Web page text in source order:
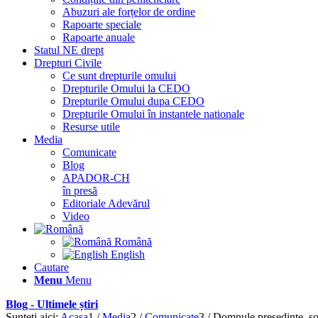
Abuzuri ale forțelor de ordine
Rapoarte speciale
Rapoarte anuale
Statul NE drept
Drepturi Civile
Ce sunt drepturile omului
Drepturile Omului la CEDO
Drepturile Omului dupa CEDO
Drepturile Omului în instantele nationale
Resurse utile
Media
Comunicate
Blog
APADOR-CH
în presă
Editoriale Adevărul
Video
Română
English
Cautare
Menu Menu
Blog - Ultimele știri